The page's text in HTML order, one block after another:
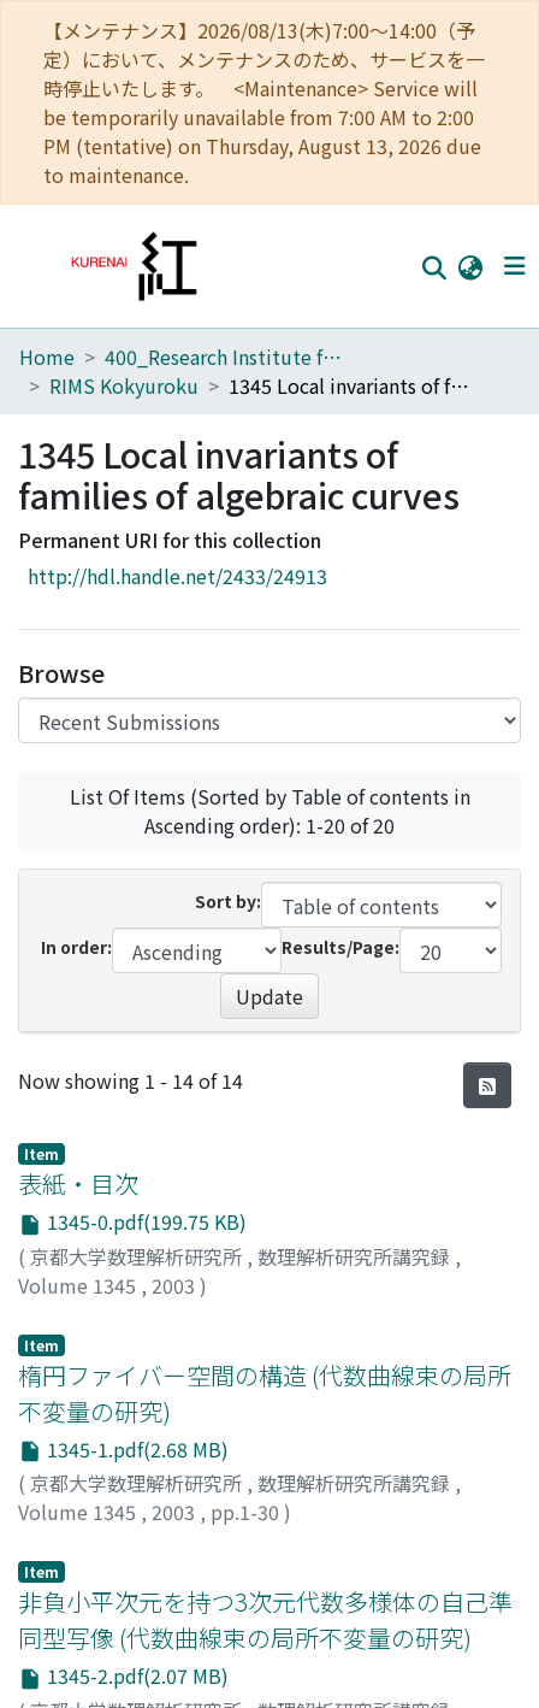
【メンテナンス】2026/08/13(木)7:00～14:00（予
定）において、メンテナンスのため、サービスを一
時停止いたします。 <Maintenance> Service will
be temporarily unavailable from 7:00 AM to 2:00
PM (tentative) on Thursday, August 13, 2026 due
to maintenance.
Home
Browse
Download Ranking
Access Statistics
Home
400_Research Institute for Mathematical Sciences
RIMS Kokyuroku
1345 Local invariants of families of algebraic curves
1345 Local invariants of
families of algebraic curves
Permanent URI for this collection
http://hdl.handle.net/2433/24913
Browse
List Of Items (Sorted by Table of contents in
Ascending order): 1-20 of 20
Sort by:
In order:
Results/Page:
Update
Recent Submissions
Now showing 1 - 14 of 14
Item
表紙・目次
1345-0.pdf(199.75 KB)
( 京都大学数理解析研究所 , 数理解析研究所講究録 ,
Volume 1345 , 2003 )
Item
楕円ファイバー空間の構造 (代数曲線束の局所
不変量の研究)
1345-1.pdf(2.68 MB)
( 京都大学数理解析研究所 , 数理解析研究所講究録 ,
Volume 1345 , 2003 , pp.1-30 )
Item
非負小平次元を持つ3次元代数多様体の自己準
同型写像 (代数曲線束の局所不変量の研究)
1345-2.pdf(2.07 MB)